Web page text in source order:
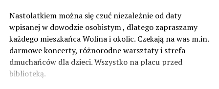
zabezpieczeń. Dopóki nie będzie tych przekroczonych
norm dopuszczalnego hałasu, no to nie możemy nic
zrobić. Tam są odpowiednie normy – 61 i 56 decybeli –
zaznacza.
Foto: Wojciech Basałygo
Nastolatkiem można się czuć niezależnie od daty
wpisanej w dowodzie osobistym , dlatego zapraszamy
każdego mieszkańca Wolina i okolic. Czekają na was m.in.
darmowe koncerty, różnorodne warsztaty i strefa
dmuchańców dla dzieci. Wszystko na placu przed
biblioteką.